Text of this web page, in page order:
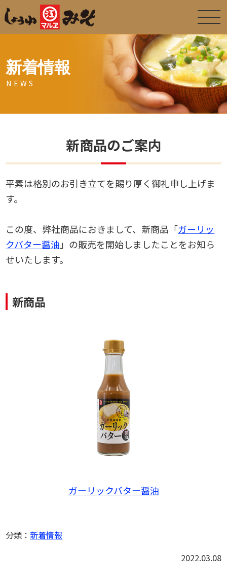
新着情報
NEWS
新商品のご案内
平素は格別のお引き立てを賜り厚く御礼申し上げま
す。
この度、弊社商品におきまして、新商品「ガーリッ
クバター醤油 」の販売を開始しましたことをお知ら
せいたします。
新商品
ガーリックバター醤油
分類：新着情報
2022.03.08